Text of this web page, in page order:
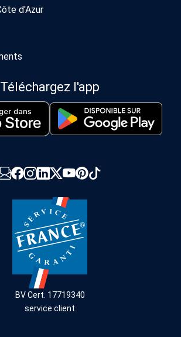
d'Azur
Téléchargez l'app
BV Cert. 17719340
service client